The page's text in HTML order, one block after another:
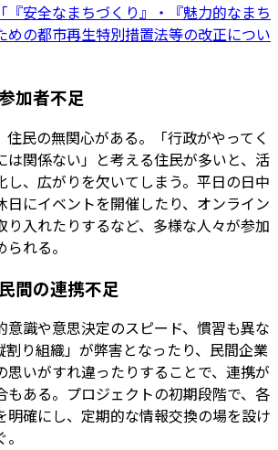
『安全なまちづくり』・『魅力的なまち
めの都市再生特別措置法等の改正につい
加者不足
住民の無関心がある。「行政がやってく
は関係ない」と考える住民が多いと、活
し、広がりを欠いてしまう。平日の日中
日にイベントを開催したり、オンライン
り入れたりするなど、多様な人々が参加
れる。
間の連携不足
意識や意思決定のスピード、慣習も異な
割り組織」が弊害となったり、民間企業
思いがすれ違ったりすることで、連携が
もある。プロジェクトの初期段階で、各
明確にし、定期的な情報交換の場を設け